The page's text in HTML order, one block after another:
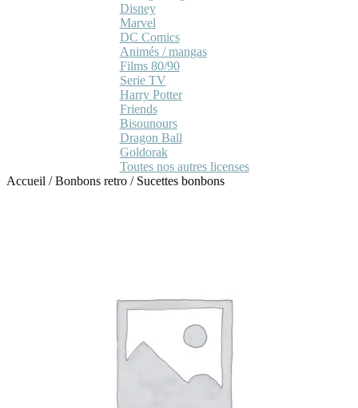
Disney
Marvel
DC Comics
Animés / mangas
Films 80/90
Serie TV
Harry Potter
Friends
Bisounours
Dragon Ball
Goldorak
Toutes nos autres licenses
Accueil /Bonbons retro / Sucettes bonbons